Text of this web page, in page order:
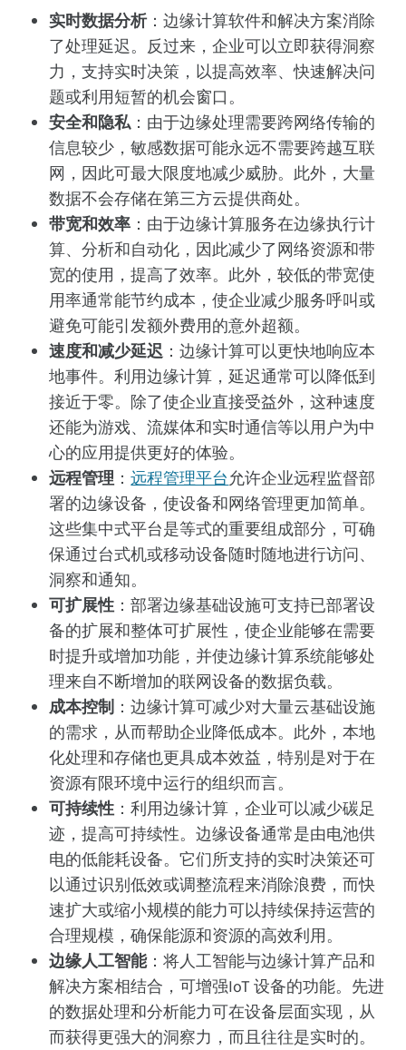
实时数据分析：边缘计算软件和解决方案消除
了处理延迟。反过来，企业可以立即获得洞察
力，支持实时决策，以提高效率、快速解决问
题或利用短暂的机会窗口。
安全和隐私：由于边缘处理需要跨网络传输的
信息较少，敏感数据可能永远不需要跨越互联
网，因此可最大限度地减少威胁。此外，大量
数据不会存储在第三方云提供商处。
带宽和效率 ：由于边缘计算服务在边缘执行计
算、分析和自动化，因此减少了网络资源和带
宽的使用，提高了效率。此外，较低的带宽使
用率通常能节约成本，使企业减少服务呼叫或
避免可能引发额外费用的意外超额。
速度和减少延迟 ：边缘计算可以更快地响应本
地事件。利用边缘计算，延迟通常可以降低到
接近于零。除了使企业直接受益外，这种速度
还能为游戏、流媒体和实时通信等以用户为中
心的应用提供更好的体验。
远程管理：远程管理平台允许企业远程监督部
署的边缘设备，使设备和网络管理更加简单。
这些集中式平台是等式的重要组成部分，可确
保通过台式机或移动设备随时随地进行访问、
洞察和通知。
可扩展性：部署边缘基础设施可支持已部署设
备的扩展和整体可扩展性，使企业能够在需要
时提升或增加功能，并使边缘计算系统能够处
理来自不断增加的联网设备的数据负载。
成本控制 ：边缘计算可减少对大量云基础设施
的需求，从而帮助企业降低成本。此外，本地
化处理和存储也更具成本效益，特别是对于在
资源有限环境中运行的组织而言。
可持续性：利用边缘计算，企业可以减少碳足
迹，提高可持续性。边缘设备通常是由电池供
电的低能耗设备。它们所支持的实时决策还可
以通过识别低效或调整流程来消除浪费，而快
速扩大或缩小规模的能力可以持续保持运营的
合理规模，确保能源和资源的高效利用。
边缘人工智能：将人工智能与边缘计算产品和
解决方案相结合，可增强IoT 设备的功能。先进
的数据处理和分析能力可在设备层面实现，从
而获得更强大的洞察力，而且往往是实时的。